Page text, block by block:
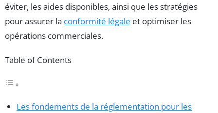
éviter, les aides disponibles, ainsi que les stratégies
pour assurer la conformité légale et optimiser les
opérations commerciales.
Table of Contents
Les fondements de la réglementation pour les